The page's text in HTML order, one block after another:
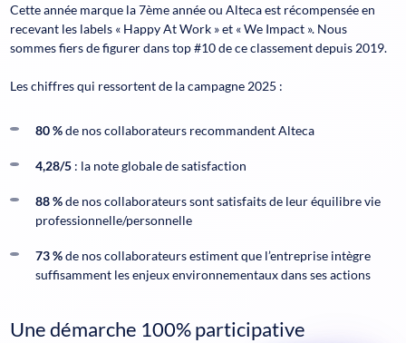
Cette année marque la 7ème année ou Alteca est récompensée en
recevant les labels « Happy At Work » et « We Impact ». Nous
sommes fiers de figurer dans top #10 de ce classement depuis 2019.
Les chiffres qui ressortent de la campagne 2025 :
80 %de nos collaborateurs recommandent Alteca
4,28/5 : la note globale de satisfaction
88 %de nos collaborateurs sont satisfaits de leur équilibre vie
professionnelle/personnelle
73 %de nos collaborateurs estiment que l’entreprise intègre
suffisamment les enjeux environnementaux dans ses actions
Une démarche 100% participative